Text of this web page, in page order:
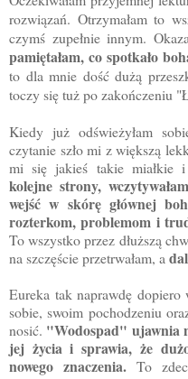
rozwiązań. Otrzymałam to
czymś zupełnie innym.
pamiętałam, co spotkało
to dla mnie dość dużą
toczy się tuż po zakończeniu
Kiedy już odświeżyłam
czytanie szło mi z większą
mi się jakieś takie miałkie
kolejne strony,
wejść w skórę głównej
rozterkom, problemom i
To wszystko przez dłuższą
na szczęście przetrwałam, a
Eureka tak naprawdę
sobie, swoim pochodzeniu
nosić. "Wodospad" ujawnia
jej życia i sprawia, że
nowego znaczenia. To